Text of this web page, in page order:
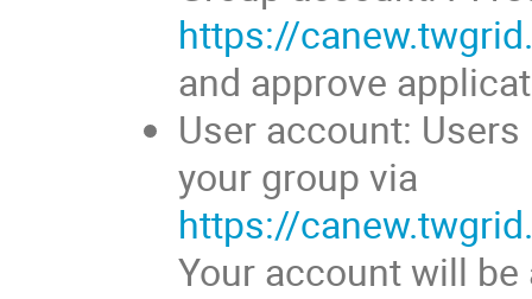
https://
and approve
User account:
your group via
https://
Your account will